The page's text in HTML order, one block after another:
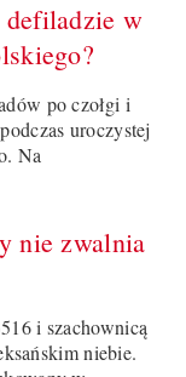
defiladzie w
po czołgi i
uroczystej
Na
nie zwalnia
i szachownicą
niebie.